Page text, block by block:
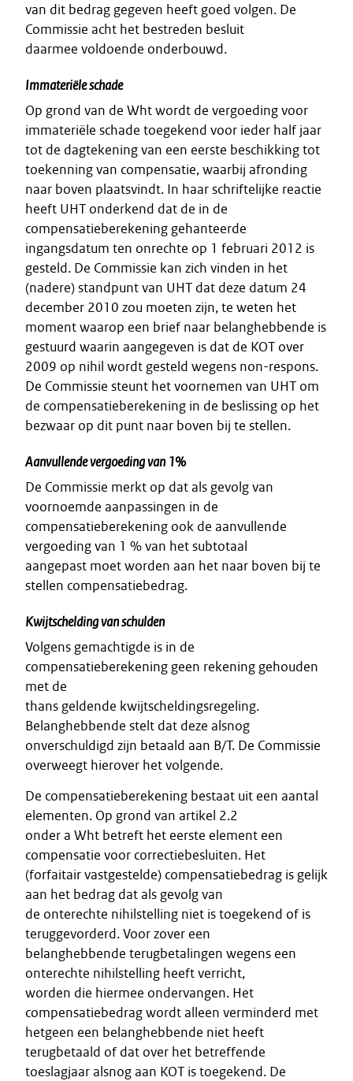
van dit bedrag gegeven heeft goed volgen. De
Commissie acht het bestreden besluit
daarmee voldoende onderbouwd.
Immateriële schade
Op grond van de Wht wordt de vergoeding voor
immateriële schade toegekend voor ieder half jaar
tot de dagtekening van een eerste beschikking tot
toekenning van compensatie, waarbij afronding
naar boven plaatsvindt. In haar schriftelijke reactie
heeft UHT onderkend dat de in de
compensatieberekening gehanteerde
ingangsdatum ten onrechte op 1 februari 2012 is
gesteld. De Commissie kan zich vinden in het
(nadere) standpunt van UHT dat deze datum 24
december 2010 zou moeten zijn, te weten het
moment waarop een brief naar belanghebbende is
gestuurd waarin aangegeven is dat de KOT over
2009 op nihil wordt gesteld wegens non-respons.
De Commissie steunt het voornemen van UHT om
de compensatieberekening in de beslissing op het
bezwaar op dit punt naar boven bij te stellen.
Aanvullende vergoeding van 1%
De Commissie merkt op dat als gevolg van
voornoemde aanpassingen in de
compensatieberekening ook de aanvullende
vergoeding van 1 % van het subtotaal
aangepast moet worden aan het naar boven bij te
stellen compensatiebedrag.
Kwijtschelding van schulden
Volgens gemachtigde is in de
compensatieberekening geen rekening gehouden
met de
thans geldende kwijtscheldingsregeling.
Belanghebbende stelt dat deze alsnog
onverschuldigd zijn betaald aan B/T. De Commissie
overweegt hierover het volgende.
De compensatieberekening bestaat uit een aantal
elementen. Op grond van artikel 2.2
onder a Wht betreft het eerste element een
compensatie voor correctiebesluiten. Het
(forfaitair vastgestelde) compensatiebedrag is gelijk
aan het bedrag dat als gevolg van
de onterechte nihilstelling niet is toegekend of is
teruggevorderd. Voor zover een
belanghebbende terugbetalingen wegens een
onterechte nihilstelling heeft verricht,
worden die hiermee ondervangen. Het
compensatiebedrag wordt alleen verminderd met
hetgeen een belanghebbende niet heeft
terugbetaald of dat over het betreffende
toeslagjaar alsnog aan KOT is toegekend. De